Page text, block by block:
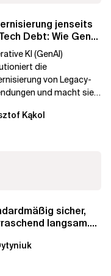
jenseits
Debt: Wie GenAI
KI (GenAI)
die
von Legacy-
und macht sie
die Automatisierung...
Kąkol
sicher,
langsam.
RDS...